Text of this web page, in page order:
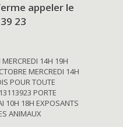
appeler le
23
14H 19H
MERCREDI 14H
POUR TOUTE
PORTE
10H 18H EXPOSANTS
ANIMAUX